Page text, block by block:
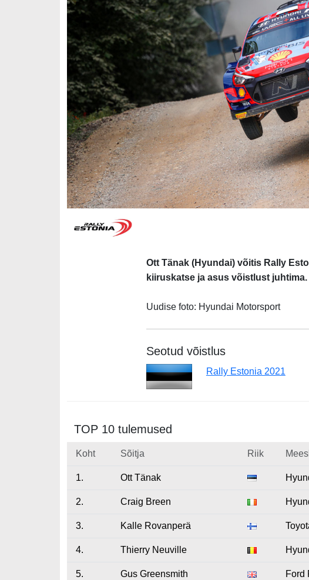
Ott Tänak (Hyundai) võitis Rally
kiiruskatse ja asus võistlust juhtima.
Uudise foto: Hyundai Motorsport
Seotud võistlus
Rally Estonia 2021
TOP 10 tulemused
Koht Sõitja Riik
1. Ott Tänak
2. Craig Breen
3. Kalle Rovanperä
4. Thierry Neuville
5. Gus Greensmith Ford